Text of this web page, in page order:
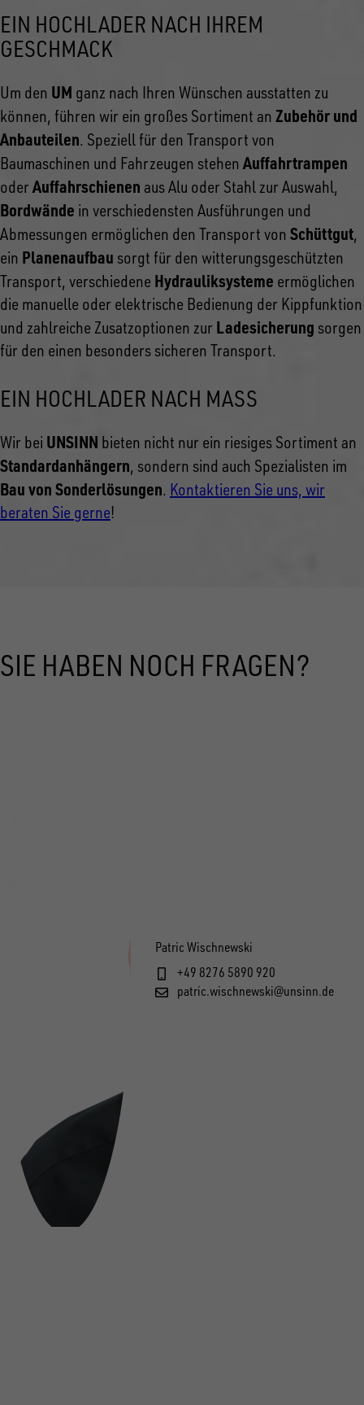
EIN HOCHLADER NACH IHREM
GESCHMACK
Um den UM ganz nach Ihren Wünschen ausstatten zu
können, führen wir ein großes Sortiment an Zubehör und
Anbauteilen. Speziell für den Transport von
Baumaschinen und Fahrzeugen stehen Auffahrtrampen
oderAuffahrschienen aus Alu oder Stahl zur Auswahl,
Bordwände in verschiedensten Ausführungen und
Abmessungen ermöglichen den Transport von Schüttgut,
ein Planenaufbau sorgt für den witterungsgeschützten
Transport, verschiedene Hydrauliksysteme ermöglichen
die manuelle oder elektrische Bedienung der Kippfunktion
und zahlreiche Zusatzoptionen zur Ladesicherung sorgen
für den einen besonders sicheren Transport.
EIN HOCHLADER NACH MASS
Wir bei UNSINN bieten nicht nur ein riesiges Sortiment an
Standardanhängern, sondern sind auch Spezialisten im
Bau von Sonderlösungen. Kontaktieren Sie uns, wir
beraten Sie gerne!
SIE HABEN NOCH FRAGEN?
Patric Wischnewski
+49 8276 5890 920
patric.wischnewski@unsinn.de